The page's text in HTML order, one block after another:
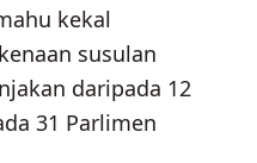
kekal
susulan
daripada 12
31 Parlimen